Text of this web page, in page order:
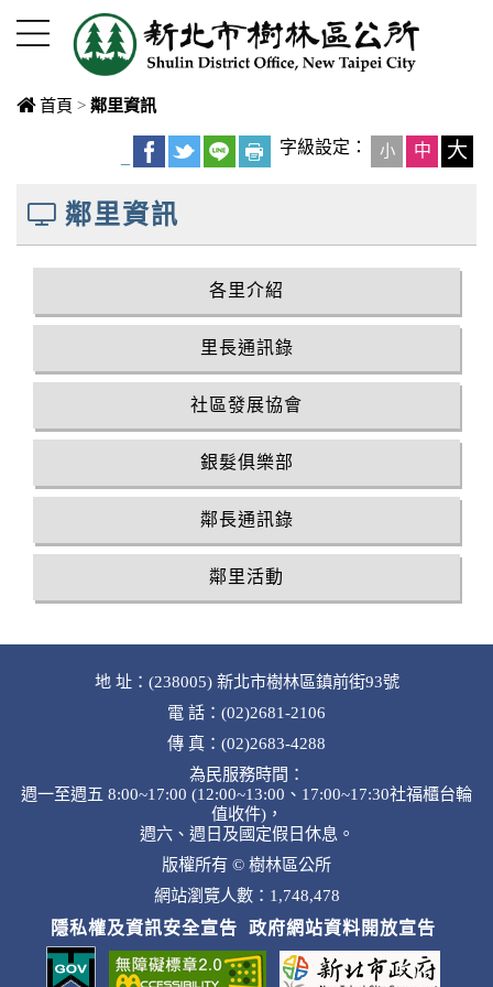
進入內容區塊
首頁 > 鄰里資訊
字級設定： 小 中 大
鄰里資訊
各里介紹
里長通訊錄
社區發展協會
銀髮俱樂部
鄰長通訊錄
鄰里活動
地 址：(238005) 新北市樹林區鎮前街93號
電 話：(02)2681-2106
傳 真：(02)2683-4288
為民服務時間：
週一至週五 8:00~17:00 (12:00~13:00、17:00~17:30社福櫃台輪
值收件)，
週六、週日及國定假日休息。
版權所有 © 樹林區公所
網站瀏覽人數：1,748,478
隱私權及資訊安全宣告
政府網站資料開放宣告